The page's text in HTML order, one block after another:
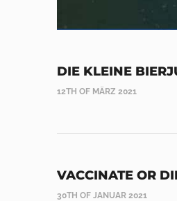
DIE KLEINE
12TH OF MÄRZ 2021
VACCINATE OR
30TH OF JANUAR 2021